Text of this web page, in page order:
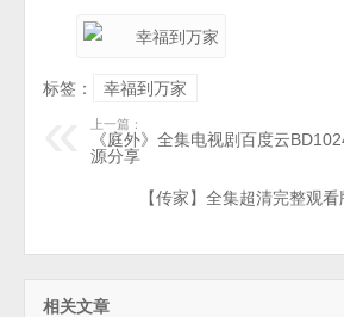
标签： 幸福到万家
上一篇：
《庭外》全集电视剧百度云
源分享
【传家】全集超清完整观
相关文章